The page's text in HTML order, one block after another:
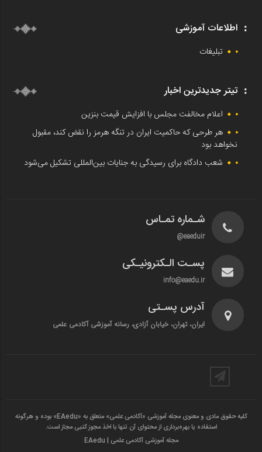
اطلاعات آموزشی
تبلیغات
تیتر جدیدترین اخبار
اعلام مخالفت مجلس با افزایش قیمت بنزین
هر طرحی که حاکمیت ایران در تنگه هرمز را نقض کند، مقبول
نخواهد بود
شعب دادگاه برای رسیدگی به جنایات بین‌المللی تشکیل می‌شود
شـماره تمـاس
eaeduir@
پسـت الـکترونیـکی
info@eaedu.ir
آدرس پسـتی
ایران، تهران، خیابان آزادی، رسانه آموزشی آکادمی علمی
کلیه حقوق مادی و معنوی مجله آموزشی «آکادمی علمی» متعلق به «EAedu» بوده و هرگونه
استفاده یا بهره‌برداری از محتوای آن تنها با اخذ مجوز کتبی مجاز است.
مجله آموزشی آکادمی علمی | EAedu